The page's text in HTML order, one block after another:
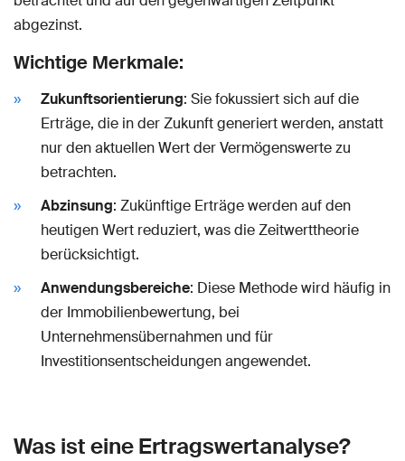
abgezinst.
Wichtige Merkmale:
Zukunftsorientierung: Sie fokussiert sich auf die
Erträge, die in der Zukunft generiert werden, anstatt
nur den aktuellen Wert der Vermögenswerte zu
betrachten.
Abzinsung: Zukünftige Erträge werden auf den
heutigen Wert reduziert, was die Zeitwerttheorie
berücksichtigt.
Anwendungsbereiche: Diese Methode wird häufig in
der Immobilienbewertung, bei
Unternehmensübernahmen und für
Investitionsentscheidungen angewendet.
Was ist eine Ertragswertanalyse?